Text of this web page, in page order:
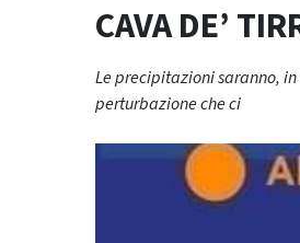
CAVA DE’
Le precipitazioni saranno,
perturbazione che ci